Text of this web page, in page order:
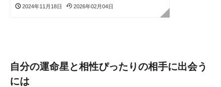
2024年11月18日 2026年02月04日
自分の運命星と相性ぴったりの相手に出会う
には